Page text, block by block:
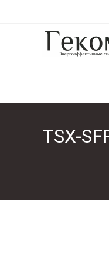
содержимому
TSX-